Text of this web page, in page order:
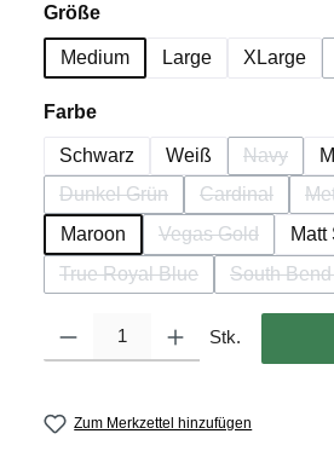
Größeauswählen
Medium Large XLarge
Farbeauswählen
Schwarz Weiß Navy
(Diese
Dunkel Grün
(Diese Option ist zurzeit
Cardinal
(Diese
Maroon
Vegas Gold
(Diese Option
Matt
True Royal Blue
(Diese Option ist zurzeit
South
Stk.
Zum Merkzettel hinzufügen